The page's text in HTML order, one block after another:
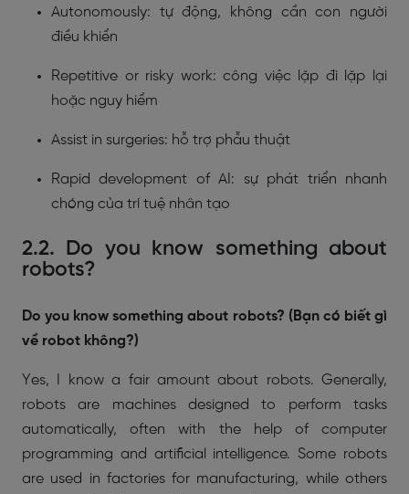
Autonomously: tự động, không cần con người
điều khiển
Repetitive or risky work: công việc lặp đi lặp lại
hoặc nguy hiểm
Assist in surgeries: hỗ trợ phẫu thuật
Rapid development of AI: sự phát triển nhanh
chóng của trí tuệ nhân tạo
2.2. Do you know something about
robots?
Do you know something about robots? (Bạn có biết gì
về robot không?)
Yes, I know a fair amount about robots. Generally,
robots are machines designed to perform tasks
automatically, often with the help of computer
programming and artificial intelligence. Some robots
are used in factories for manufacturing, while others